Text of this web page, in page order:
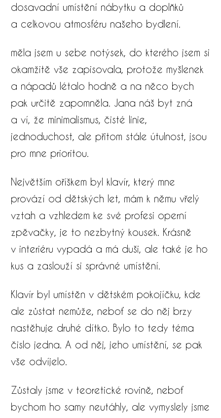
dosavadní umístění nábytku a doplňků
a celkovou atmosféru našeho bydlení.
měla jsem u sebe notýsek, do kterého jsem si
okamžitě vše zapisovala, protože myšlenek
a nápadů létalo hodně a na něco bych
pak určitě zapomněla. Jana náš byt zná
a ví, že minimalismus, čisté linie,
jednoduchost, ale přitom stále útulnost, jsou
pro mne prioritou.
​Největším oříškem byl klavír, který mne
provází od dětských let, mám k němu vřelý
vztah a vzhledem ke své profesi operní
zpěvačky, je to nezbytný kousek. Krásně
v interiéru vypadá a má duši, ale také je ho
kus a zaslouží si správné umístění.
Klavír byl umístěn v dětském pokojíčku, kde
ale zůstat nemůže, neboť se do něj brzy
nastěhuje druhé dítko. Bylo to tedy téma
čislo jedna. A od něj, jeho umístění, se pak
vše odvíjelo.
Zůstaly jsme v teoretické rovině, neboť
bychom ho samy neutáhly, ale vymyslely jsme